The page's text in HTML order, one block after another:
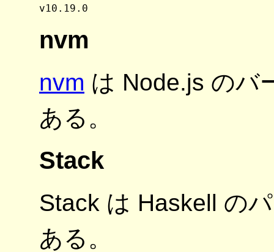
nvm
nvm は Node.js のバ
ある。
Stack
Stack は Haskell の
ある。